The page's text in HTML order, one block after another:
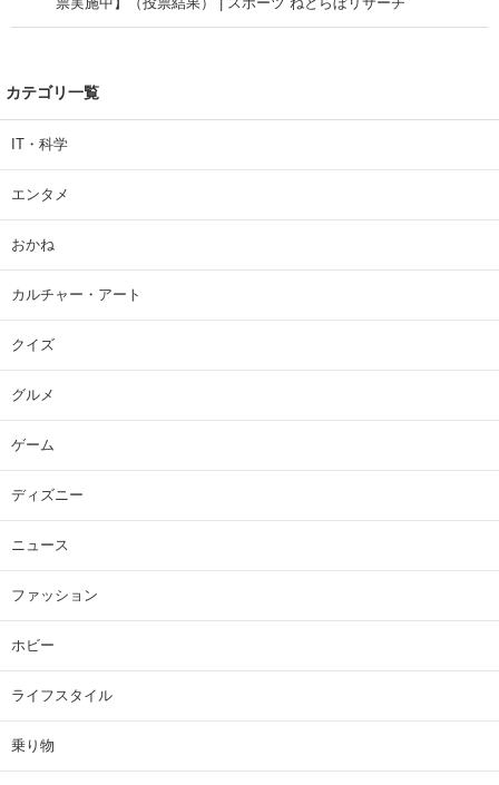
票実施中】（投票結果） | スポーツ ねとらぼリサーチ
カテゴリ一覧
IT・科学
エンタメ
おかね
カルチャー・アート
クイズ
グルメ
ゲーム
ディズニー
ニュース
ファッション
ホビー
ライフスタイル
乗り物